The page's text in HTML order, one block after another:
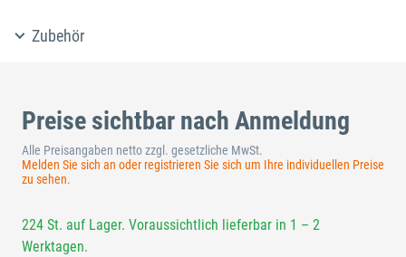
Zubehör
Preise sichtbar nach Anmeldung
Alle Preisangaben netto zzgl. gesetzliche MwSt.
Melden Sie sich an oder registrieren Sie sich um Ihre individuellen Preise
zu sehen.
224 St. auf Lager. Voraussichtlich lieferbar in 1 – 2
Werktagen.